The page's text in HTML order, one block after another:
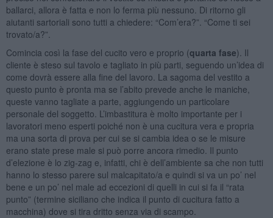
ballarci, allora è fatta e non lo ferma più nessuno. Di ritorno gli
aiutanti sartoriali sono tutti a chiedere: “Com’era?”. “Come ti sei
trovato/a?”.
Comincia così la fase del cucito vero e proprio (quarta fase). Il
cliente è steso sul tavolo e tagliato in più parti, seguendo un’idea di
come dovrà essere alla fine del lavoro. La sagoma del vestito a
questo punto è pronta ma se l’abito prevede anche le maniche,
queste vanno tagliate a parte, aggiungendo un particolare
personale del soggetto. L’imbastitura è molto importante per i
lavoratori meno esperti poiché non è una cucitura vera e propria
ma una sorta di prova per cui se si cambia idea o se le misure
erano state prese male si può porre ancora rimedio. Il punto
d’elezione è lo zig-zag e, infatti, chi è dell’ambiente sa che non tutti
hanno lo stesso parere sul malcapitato/a e quindi si va un po’ nel
bene e un po’ nel male ad eccezioni di quelli in cui si fa il “rata
punto” (termine siciliano che indica il punto di cucitura fatto a
macchina) dove si tira dritto senza via di scampo.